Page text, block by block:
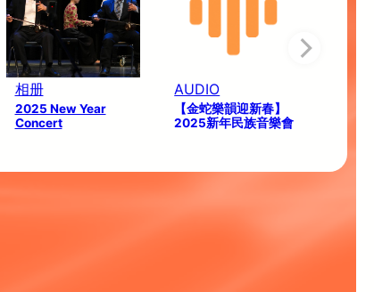
相册
2025 New Year
Concert
AUDIO
【金蛇樂韻迎新春】
2025新年民族音樂會